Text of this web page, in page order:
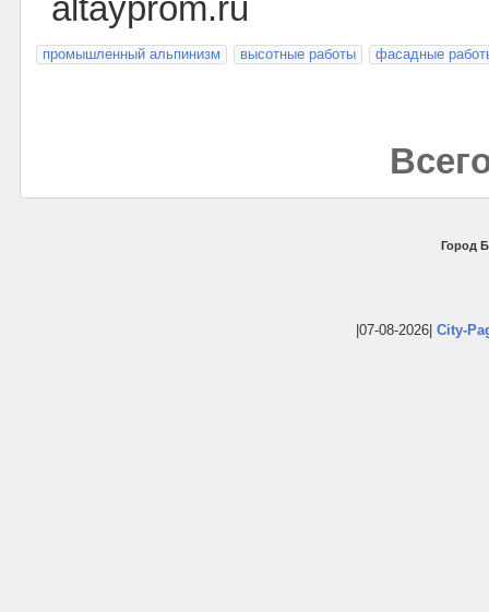
altayprom.ru
промышленный альпинизм высотные работы фасадные
Город
|07-08-2026| City-